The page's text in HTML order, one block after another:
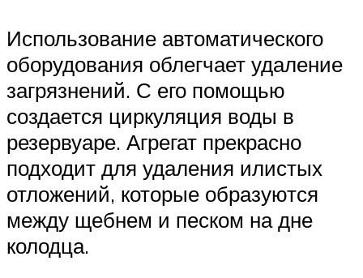
Использование автоматического
оборудования облегчает удаление
загрязнений. С его помощью
создается циркуляция воды в
резервуаре. Агрегат прекрасно
подходит для удаления илистых
отложений, которые образуются
между щебнем и песком на дне
колодца.